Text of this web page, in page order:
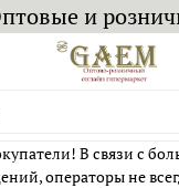
и
В связи с
операторы не